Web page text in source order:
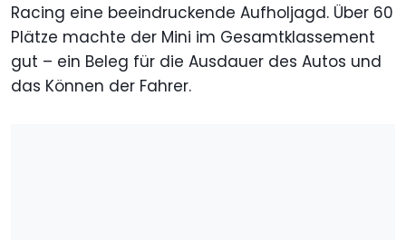
Racing eine beeindruckende Aufholjagd. Über 60
Plätze machte der Mini im Gesamtklassement
gut – ein Beleg für die Ausdauer des Autos und
das Können der Fahrer.